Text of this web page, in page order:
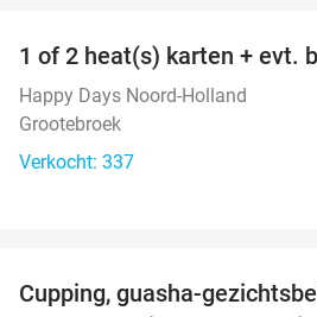
1 of 2 heat(s) karten + evt.
Happy Days Noord-Holland
Grootebroek
Verkocht: 337
Cupping, guasha-